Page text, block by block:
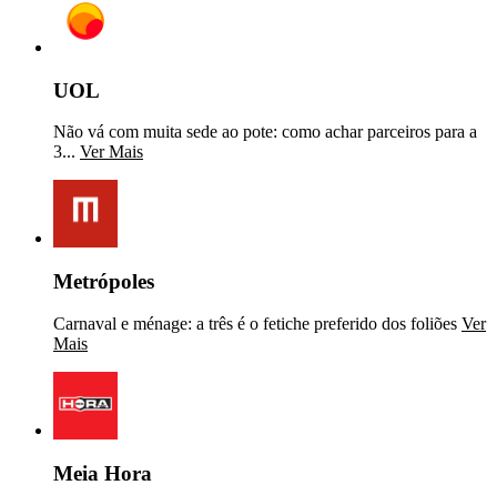
UOL
Não vá com muita sede ao pote: como achar parceiros para a
3... Ver Mais
Metrópoles
Carnaval e ménage: a três é o fetiche preferido dos foliões Ver
Mais
Meia Hora